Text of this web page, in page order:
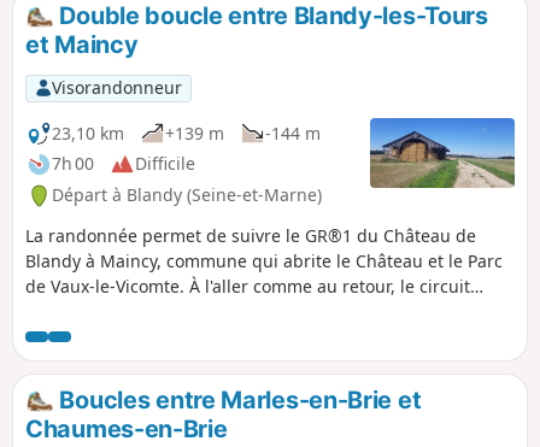
Double boucle entre Blandy-les-Tours
et Maincy
Visorandonneur
23,10 km
+139 m
-144 m
7h 00
Difficile
Départ à Blandy (Seine-et-Marne)
La randonnée permet de suivre le GR®1 du Château de
Blandy à Maincy, commune qui abrite le Château et le Parc
de Vaux-le-Vicomte. À l'aller comme au retour, le circuit
en transport en commun.
Boucles entre Marles-en-Brie et
Chaumes-en-Brie